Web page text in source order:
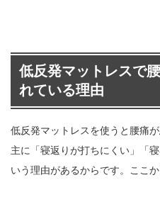
低反発マットレスで
れている理由
低反発マットレスを使うと腰痛
主に「寝返りが打ちにくい」「
いう理由があるからです。ここ